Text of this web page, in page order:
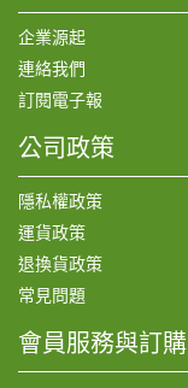
企業源起
連絡我們
訂閱電子報
公司政策
隱私權政策
運貨政策
退換貨政策
常見問題
會員服務與訂購